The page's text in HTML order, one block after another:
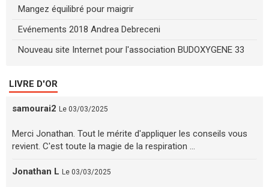
Mangez équilibré pour maigrir
Evénements 2018 Andrea Debreceni
Nouveau site Internet pour l'association BUDOXYGENE 33
LIVRE D'OR
samourai2 Le 03/03/2025
Merci Jonathan. Tout le mérite d'appliquer les conseils vous
revient. C'est toute la magie de la respiration ...
Jonathan L Le 03/03/2025